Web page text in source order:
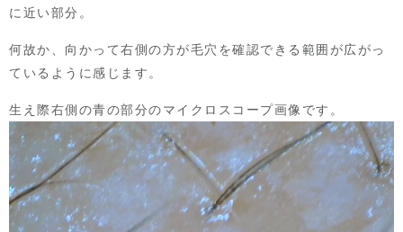
に近い部分。
何故か、向かって右側の方が毛穴を確認できる範囲が広がっ
ているように感じます。
生え際右側の青の部分のマイクロスコープ画像です。